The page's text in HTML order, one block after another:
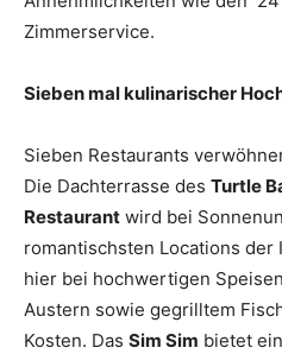
Zimmerservice.
Sieben mal kulinarischer
Sieben Restaurants
Die Dachterrasse des Turtle
Restaurant wird bei
romantischsten Locations der
hier bei hochwertigen
Austern sowie gegrilltem
Kosten. Das Sim Sim bietet